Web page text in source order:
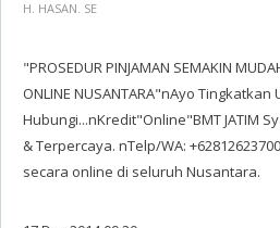
H. HASAN. SE
"PROSEDUR PINJAMAN SEMAKIN
ONLINE NUSANTARA"nAyo
Hubungi...nKredit"Online"BMT JATIM
& Terpercaya. nTelp/WA:
secara online di seluruh Nusantara.